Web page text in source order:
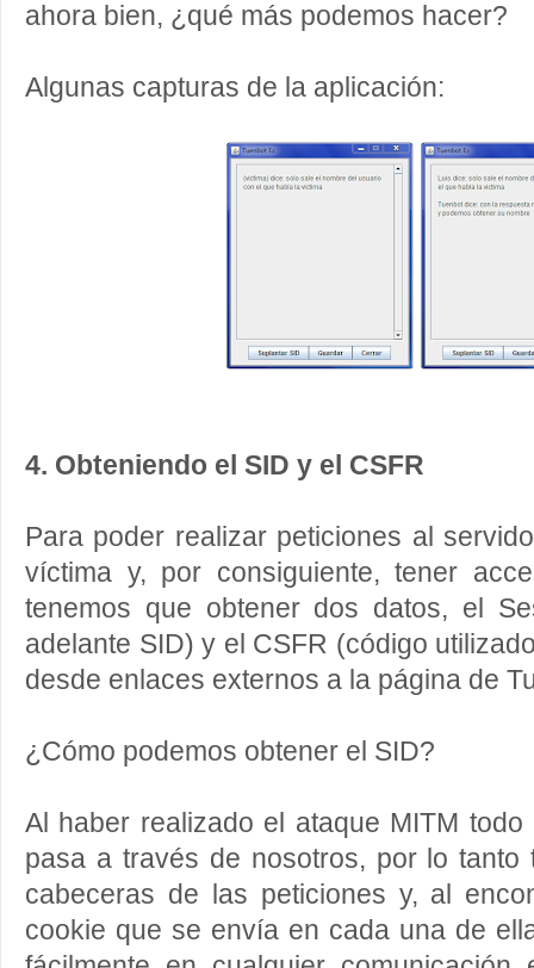
ahora bien, ¿qué más podemos hacer?
Algunas capturas de la aplicación:
4. Obteniendo el SID y el CSFR
Para poder realizar peticiones al
víctima y, por consiguiente, tener
tenemos que obtener dos datos, el
adelante SID) y el CSFR (código
desde enlaces externos a la página de
¿Cómo podemos obtener el SID?
Al haber realizado el ataque MITM
pasa a través de nosotros, por lo tanto
cabeceras de las peticiones y, al
cookie que se envía en cada una de